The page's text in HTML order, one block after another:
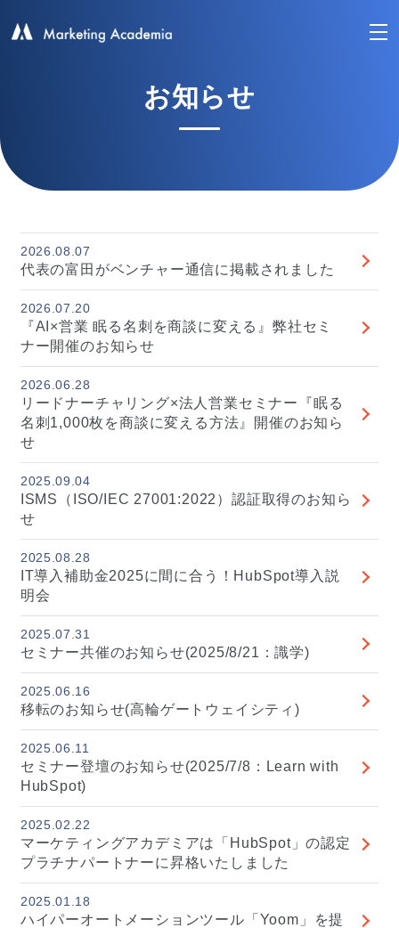
お知らせ
2026.08.07
代表の富田がベンチャー通信に掲載されました
2026.07.20
『AI×営業 眠る名刺を商談に変える』弊社セミ
ナー開催のお知らせ
2026.06.28
リードナーチャリング×法人営業セミナー『眠る
名刺1,000枚を商談に変える方法』開催のお知ら
せ
2025.09.04
ISMS（ISO/IEC 27001:2022）認証取得のお知ら
せ
2025.08.28
IT導入補助金2025に間に合う！HubSpot導入説
明会
2025.07.31
セミナー共催のお知らせ(2025/8/21：識学)
2025.06.16
移転のお知らせ(高輪ゲートウェイシティ)
2025.06.11
セミナー登壇のお知らせ(2025/7/8：Learn with
HubSpot)
2025.02.22
マーケティングアカデミアは「HubSpot」の認定
プラチナパートナーに昇格いたしました
2025.01.18
ハイパーオートメーションツール「Yoom」を提